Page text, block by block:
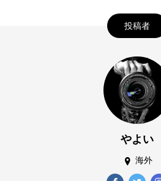
投稿者
やよい
海外